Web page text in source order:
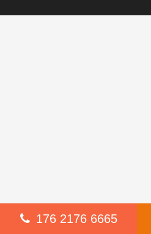
176 2176 6665